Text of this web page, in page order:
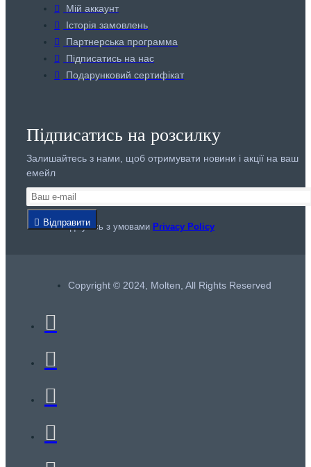
Мій аккаунт
Історія замовлень
Партнерська программа
Підписатись на нас
Подарунковий сертифікат
Підписатись на розсилку
Залишайтесь з нами, щоб отримувати новини і акції на ваш
емейл
Відправити
Я погоджуюсь з умовами Privacy Policy
Copyright © 2024, Molten, All Rights Reserved